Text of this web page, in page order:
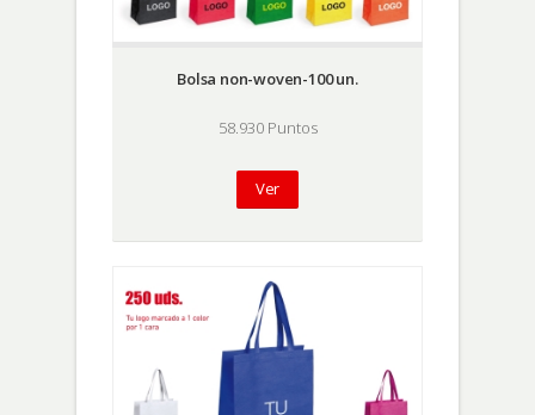
Bolsa non-woven-100 un.
58.930 Puntos
Ver